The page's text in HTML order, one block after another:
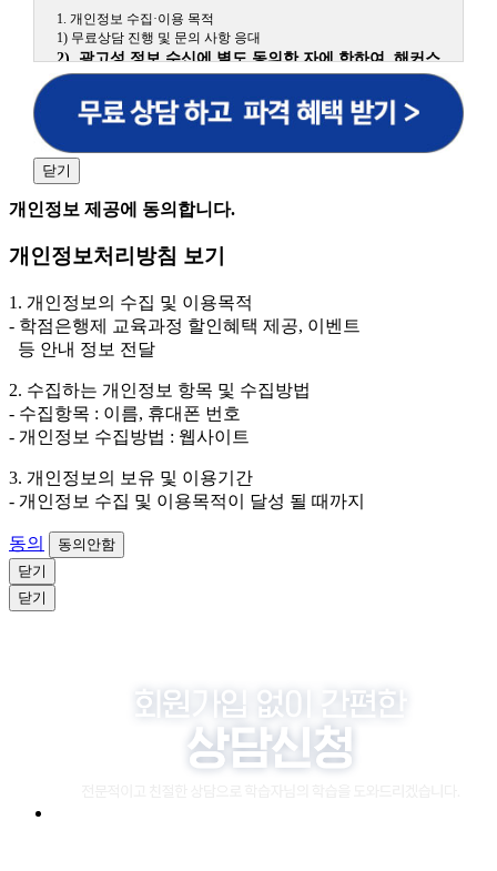
1. 개인정보 수집·이용 목적
1) 무료상담 진행 및 문의 사항 응대
2) 광고성 정보 수신에 별도 동의한 자에 한하여 해커스
원격평생교육원을 비롯한 해커스 교육그룹의 새로운 서
비스 신상품이나 이벤트, 최신 정보 안내 등 신청자의 취
향에 맞는 최적의 서비스를 제공하기 위함.
어, 해커스일본어, 해커스잡, 해커스금융, 해커스임용, 해커스공무
원, 해커스경찰, 해커스소방, 해커스공인중개사, 해커스주택관리
사, 해커스편입 등)
3. 개인정보 보유/이용 기간: 법령상 정하는 경우를 제
외하고는 회원탈퇴 시까지 이용 및 보관합니다. 단, 비회
원이거나 상담 시로부터 3년 이내 탈퇴하는 자의 경우,
소비자 불만 또는 분쟁처리를 위해 3년간 보관합니다.
의 경우에는 상담 신청이 제한됩니다.
닫기
개인정보 제공에 동의합니다.
개인정보처리방침 보기
1. 개인정보의 수집 및 이용목적
- 학점은행제 교육과정 할인혜택 제공, 이벤트
등 안내 정보 전달
2. 수집하는 개인정보 항목 및 수집방법
- 수집항목 : 이름, 휴대폰 번호
- 개인정보 수집방법 : 웹사이트
3. 개인정보의 보유 및 이용기간
- 개인정보 수집 및 이용목적이 달성 될 때까지
동의
동의안함
닫기
닫기